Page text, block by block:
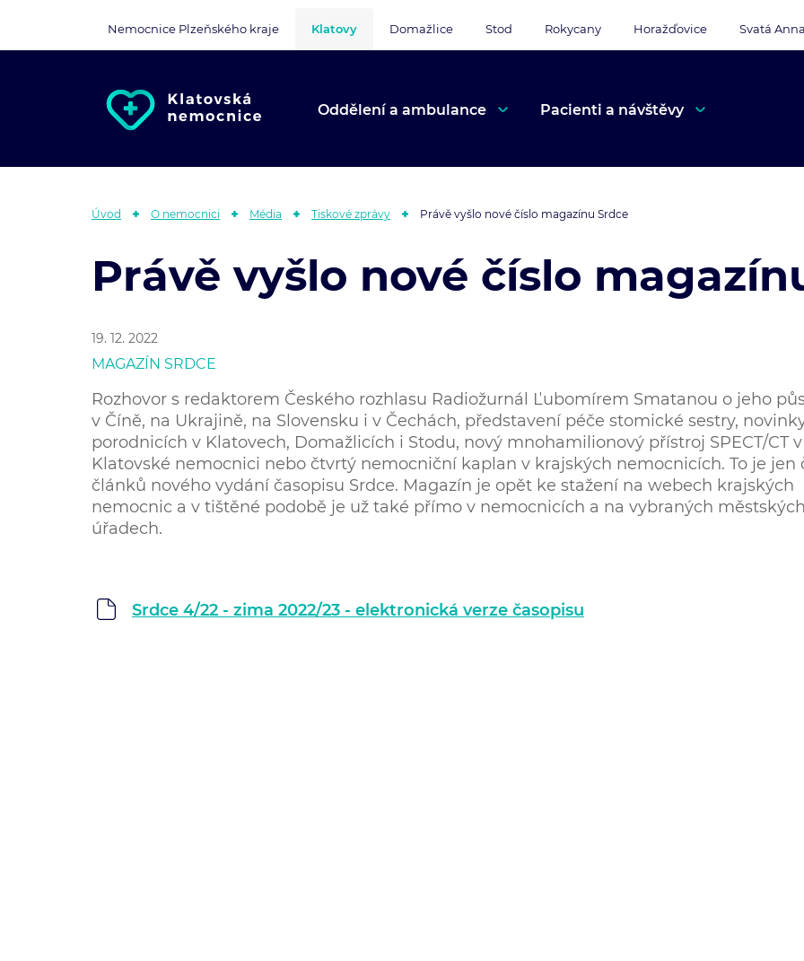
Nemocnice Plzeňského kraje Klatovy Domažlice Stod Rokycany Horažďovice Svatá Anna
Oddělení a ambulance Pacienti a návštěvy
Úvod O nemocnici Média Tiskové zprávy Právě vyšlo nové číslo magazínu Srdce
Právě vyšlo nové číslo
19. 12. 2022
MAGAZÍN SRDCE
Rozhovor s redaktorem Českého rozhlasu Radiožurnál Ľubomírem Smatanou o jeho
v Číně, na Ukrajině, na Slovensku i v Čechách, představení péče stomické sestry,
porodnicích v Klatovech, Domažlicích i Stodu, nový mnohamilionový přístroj SPECT/CT v
Klatovské nemocnici nebo čtvrtý nemocniční kaplan v krajských nemocnicích. To je jen
článků nového vydání časopisu Srdce. Magazín je opět ke stažení na webech krajských
nemocnic a v tištěné podobě je už také přímo v nemocnicích a na vybraných městských
úřadech.
Srdce 4/22 - zima 2022/23 - elektronická verze časopisu